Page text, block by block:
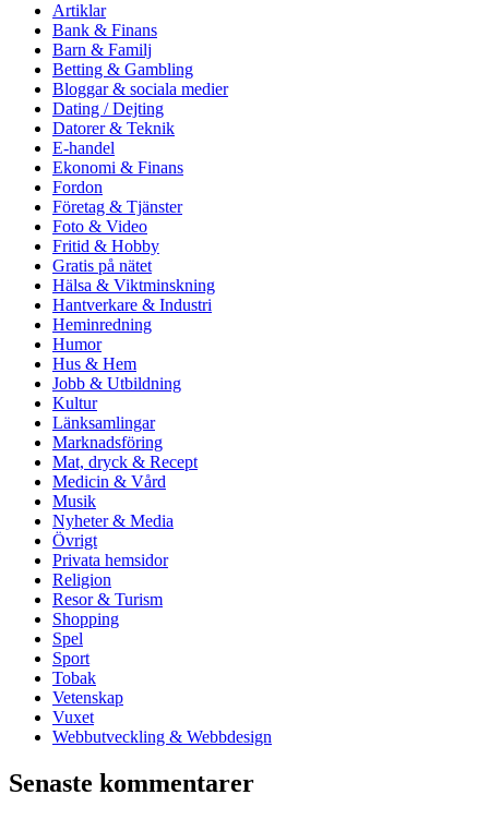
Artiklar
Bank & Finans
Barn & Familj
Betting & Gambling
Bloggar & sociala medier
Dating / Dejting
Datorer & Teknik
E-handel
Ekonomi & Finans
Fordon
Företag & Tjänster
Foto & Video
Fritid & Hobby
Gratis på nätet
Hälsa & Viktminskning
Hantverkare & Industri
Heminredning
Humor
Hus & Hem
Jobb & Utbildning
Kultur
Länksamlingar
Marknadsföring
Mat, dryck & Recept
Medicin & Vård
Musik
Nyheter & Media
Övrigt
Privata hemsidor
Religion
Resor & Turism
Shopping
Spel
Sport
Tobak
Vetenskap
Vuxet
Webbutveckling & Webbdesign
Senaste kommentarer